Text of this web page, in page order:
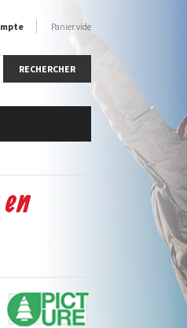
Panier vide